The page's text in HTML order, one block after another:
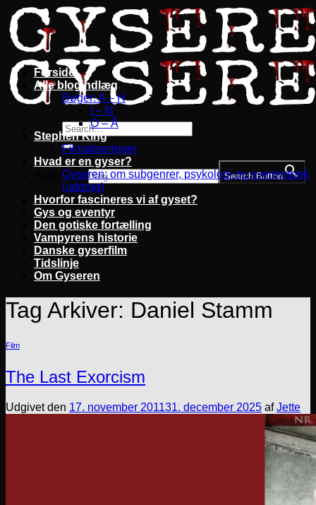
Fortsæt
til
indhold
Search for: Search Button
Forside
Alle blogindlæg
Bøger: A – H
I – N
O – Å
Stephen King
Filmatiseringer
Hvad er en gyser?
Gyseren: om subgenrer, psykologi og eventyrtræk
(uddrag)
Hvorfor fascineres vi af gyset?
Gys og eventyr
Den gotiske fortælling
Vampyrens historie
Danske gyserfilm
Tidslinje
Om Gyseren
Tag Arkiver: Daniel Stamm
Film
The Last Exorcism
Udgivet den 17. november 201131. december 2025 afJette